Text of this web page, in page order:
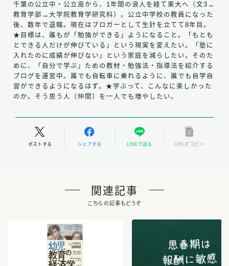
千葉の公立中・公立高から、1年間の浪人を経て東大へ（文3→
教育学部→大学院教育学研究科）。公立中学校の教員になった
後、数年で退職。現在はブロガーとして生計を立てて8年目。
★目標は、誰もが「勉強ができる」ようになること。「もとも
とできる人だけが伸びている」という現実を変えたい。「塾に
入れたのに成績が伸びない」という家庭を減らしたい。そのた
めに、「自分で学ぶ」ための教材・勉強法・指導法を紹介する
ブログを運営中。誰でも自転車に乗れるように、誰でも自学自
習ができるようになるはず。★学ぶって、こんなに楽しかった
のか。そう思う人（仲間）を一人でも増やしたい。
ポストする シェアする LINEで送る URLをコピー
関連記事
こちらの記事もどうぞ